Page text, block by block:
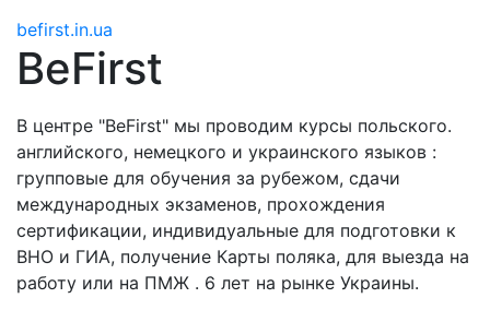
befirst.in.ua
BeFirst
В центре "BeFirst" мы проводим курсы польского.
английского, немецкого и украинского языков :
групповые для обучения за рубежом, сдачи
международных экзаменов, прохождения
сертификации, индивидуальные для подготовки к
ВНО и ГИА, получение Карты поляка, для выезда на
работу или на ПМЖ . 6 лет на рынке Украины.